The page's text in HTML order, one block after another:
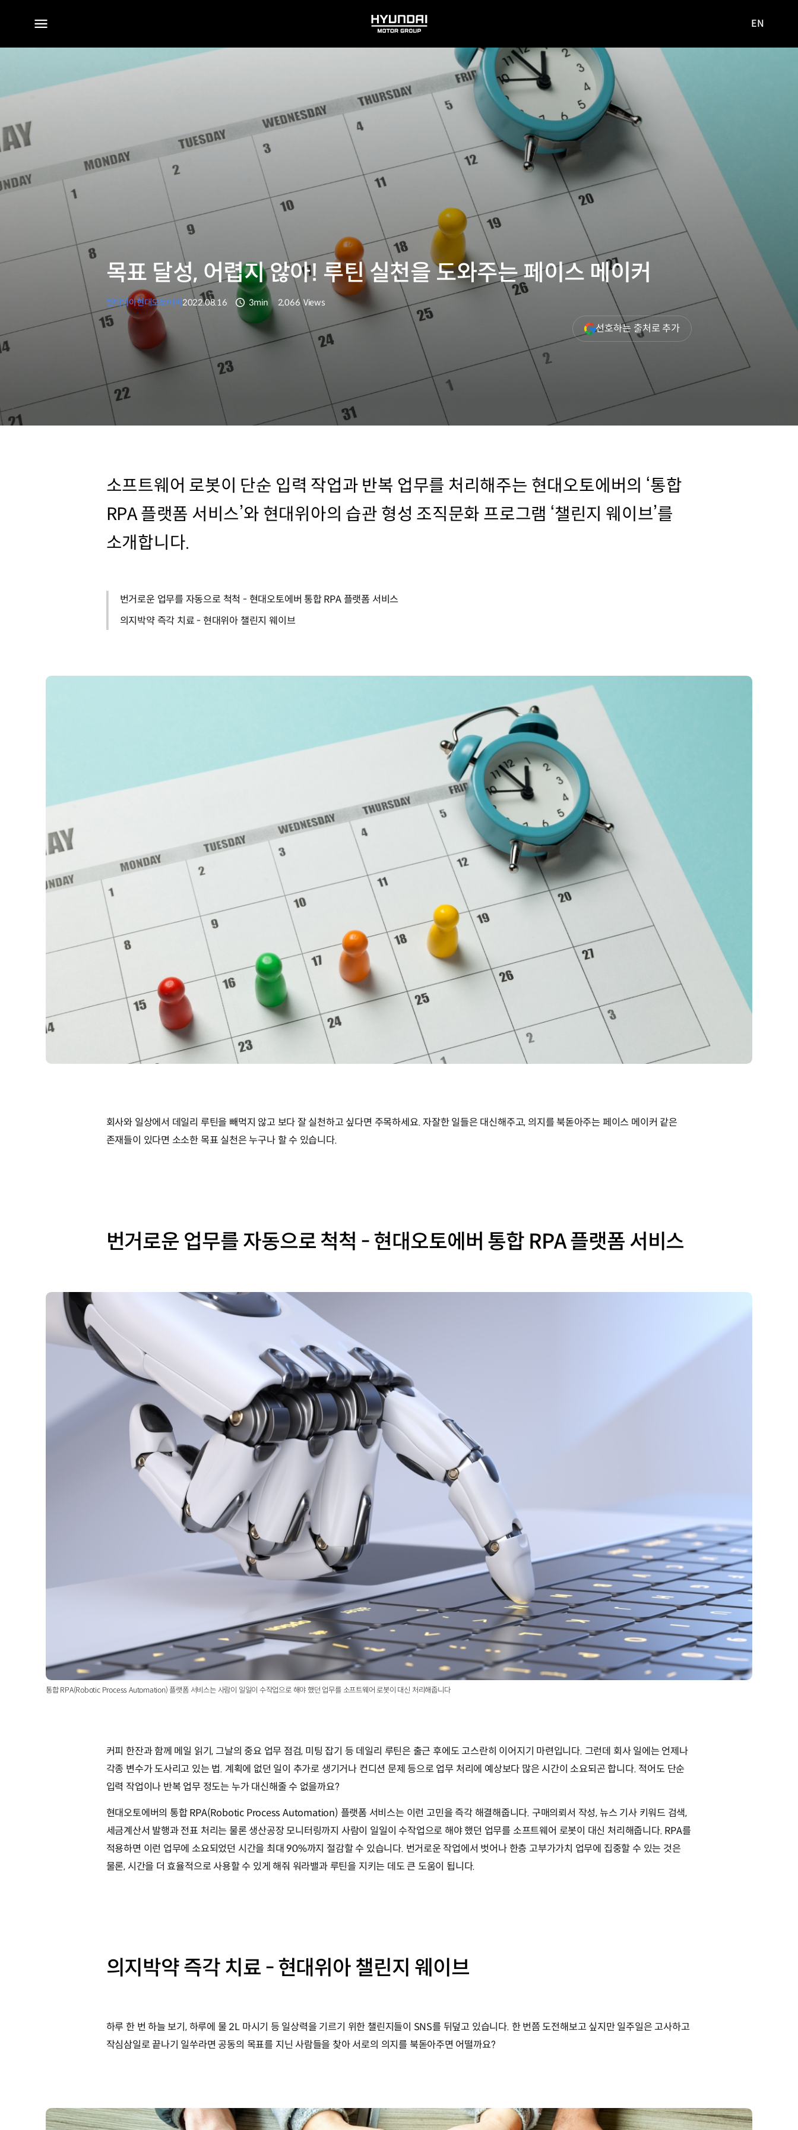
전체
HYUNDAI
MOTOR
사이트로
EN
목표 달성, 어렵지 않아! 루틴 실천을 도와주는 페이스 메이커
현대위아현대오토에버2022.08.16 3min
조회수
2,066 Views
선호하는 출처로 추가(새
창
소프트웨어 로봇이 단순 입력 작업과 반복 업무를 처리해주는 현대오토에버의 ‘통합
RPA 플랫폼 서비스’와 현대위아의 습관 형성 조직문화 프로그램 ‘챌린지 웨이브’를
소개합니다.
번거로운 업무를 자동으로 척척 - 현대오토에버 통합 RPA 플랫폼 서비스
의지박약 즉각 치료 - 현대위아 챌린지 웨이브
회사와 일상에서 데일리 루틴을 빼먹지 않고 보다 잘 실천하고 싶다면 주목하세요. 자잘한 일들은 대신해주고, 의지를 북돋아주는 페이스 메이커 같은
존재들이 있다면 소소한 목표 실천은 누구나 할 수 있습니다.
번거로운 업무를 자동으로 척척 - 현대오토에버 통합 RPA 플랫폼 서비스
통합 RPA(Robotic Process Automation) 플랫폼 서비스는 사람이 일일이 수작업으로 해야 했던 업무를 소프트웨어 로봇이 대신 처리해줍니다
커피 한잔과 함께 메일 읽기, 그날의 중요 업무 점검, 미팅 잡기 등 데일리 루틴은 출근 후에도 고스란히 이어지기 마련입니다. 그런데 회사 일에는 언제나
각종 변수가 도사리고 있는 법. 계획에 없던 일이 추가로 생기거나 컨디션 문제 등으로 업무 처리에 예상보다 많은 시간이 소요되곤 합니다. 적어도 단순
입력 작업이나 반복 업무 정도는 누가 대신해줄 수 없을까요?
현대오토에버의 통합 RPA(Robotic Process Automation) 플랫폼 서비스는 이런 고민을 즉각 해결해줍니다. 구매의뢰서 작성, 뉴스 기사 키워드 검색,
세금계산서 발행과 전표 처리는 물론 생산공장 모니터링까지 사람이 일일이 수작업으로 해야 했던 업무를 소프트웨어 로봇이 대신 처리해줍니다. RPA를
적용하면 이런 업무에 소요되었던 시간을 최대 90%까지 절감할 수 있습니다. 번거로운 작업에서 벗어나 한층 고부가가치 업무에 집중할 수 있는 것은
물론, 시간을 더 효율적으로 사용할 수 있게 해줘 워라밸과 루틴을 지키는 데도 큰 도움이 됩니다.
의지박약 즉각 치료 - 현대위아 챌린지 웨이브
하루 한 번 하늘 보기, 하루에 물 2L 마시기 등 일상력을 기르기 위한 챌린지들이 SNS를 뒤덮고 있습니다. 한 번쯤 도전해보고 싶지만 일주일은 고사하고
작심삼일로 끝나기 일쑤라면 공동의 목표를 지닌 사람들을 찾아 서로의 의지를 북돋아주면 어떨까요?